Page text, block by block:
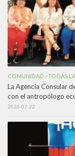
COMUNIDAD /TODAS
La Agencia Consular
con el antropólogo
2026-07-22